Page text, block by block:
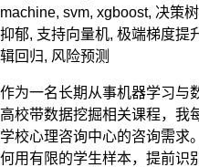
machine, svm, xgboost, 决策树
抑郁, 支持向量机, 极端梯度提
辑回归, 风险预测
作为一名长期从事机器学习与
高校带数据挖掘相关课程，我
学校心理咨询中心的咨询需求
何用有限的学生样本，提前识